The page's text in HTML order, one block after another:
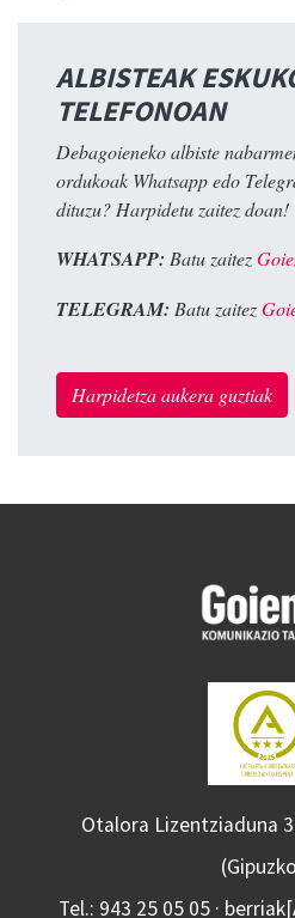
ALBISTEAK
TELEFONOAN
Debagoieneko albiste
ordukoak Whatsapp edo
dituzu? Harpidetu zaitez doan!
WHATSAPP: Batu zaitez
TELEGRAM: Batu zaitez
Harpidetza aukera guztiak
Otalora Lizentziaduna
Tel.: 943 25 05 05 ·